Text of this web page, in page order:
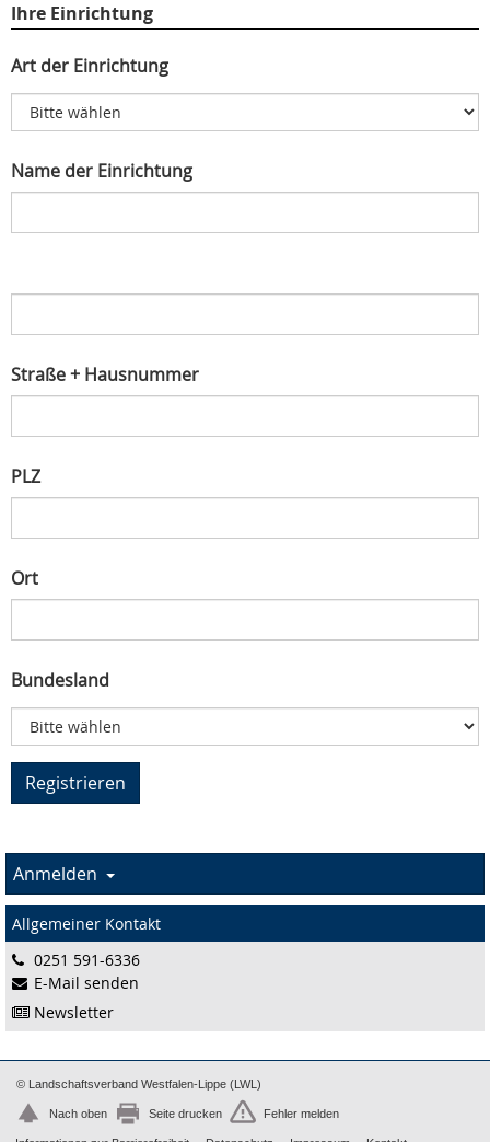
Ihre Einrichtung
Art der Einrichtung
Name der Einrichtung
Straße + Hausnummer
PLZ
Ort
Bundesland
Anmelden
Allgemeiner Kontakt
0251 591-6336
E-Mail senden
Newsletter
© Landschaftsverband Westfalen-Lippe (LWL)
Nach oben Seite drucken Fehler melden